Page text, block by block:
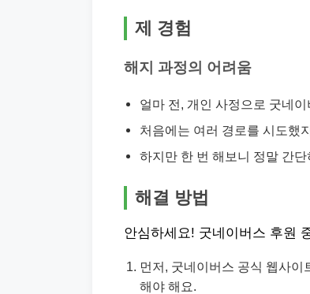
제 경험
해지 과정의 어려움
얼마 전, 개인 사정으로 굿네
처음에는 여러 경로를 시도했
하지만 한 번 해보니 정말 간
해결 방법
안심하세요! 굿네이버스 후원
먼저, 굿네이버스 공식 웹사
해야 해요.